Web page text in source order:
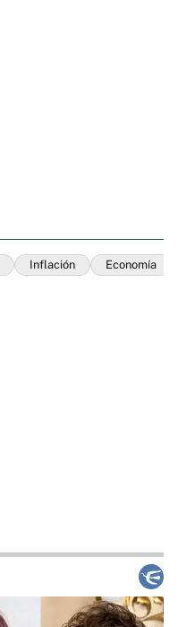
Inflación Economía